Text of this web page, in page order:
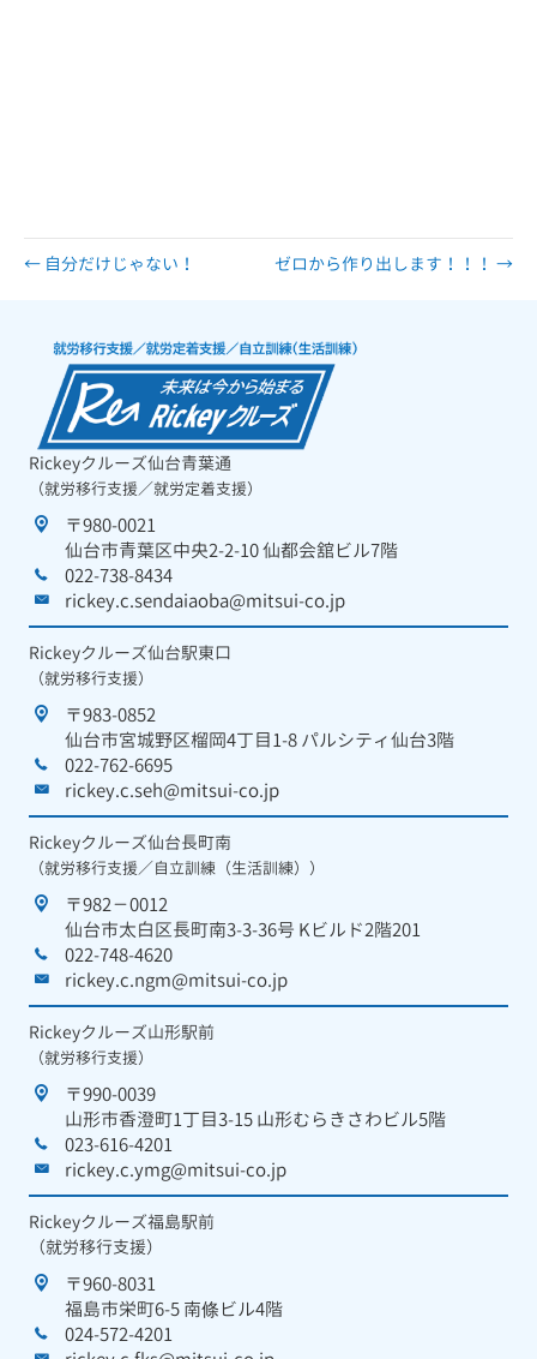
← 自分だけじゃない！ ゼロから作り出します！！！ →
Rickeyクルーズ仙台青葉通
（就労移行支援／就労定着支援）
〒980-0021
仙台市青葉区中央2-2-10 仙都会舘ビル7階
022-738-8434
rickey.c.sendaiaoba@mitsui-co.jp
Rickeyクルーズ仙台駅東口
（就労移行支援）
〒983-0852
仙台市宮城野区榴岡4丁目1-8 パルシティ仙台3階
022-762-6695
rickey.c.seh@mitsui-co.jp
Rickeyクルーズ仙台長町南
（就労移行支援／自立訓練（生活訓練））
〒982－0012
仙台市太白区長町南3-3-36号 Kビルド2階201
022-748-4620
rickey.c.ngm@mitsui-co.jp
Rickeyクルーズ山形駅前
（就労移行支援）
〒990-0039
山形市香澄町1丁目3-15 山形むらきさわビル5階
023-616-4201
rickey.c.ymg@mitsui-co.jp
Rickeyクルーズ福島駅前
（就労移行支援）
〒960-8031
福島市栄町6-5 南條ビル4階
024-572-4201